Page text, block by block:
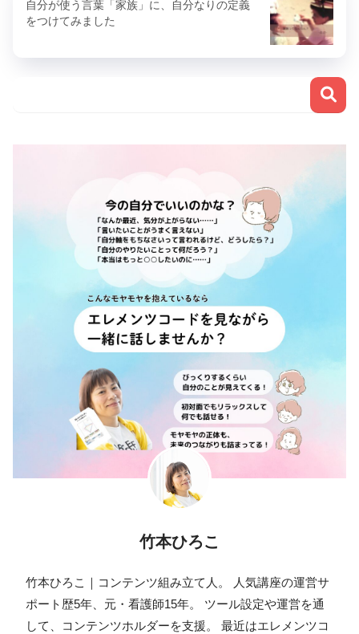
自分が使う言葉「家族」に、自分なりの定義
をつけてみました
竹本ひろこ
竹本ひろこ｜コンテンツ組み立て人。 人気講座の運営サ
ポート歴5年、元・看護師15年。 ツール設定や運営を通
して、コンテンツホルダーを支援。 最近はエレメンツコ